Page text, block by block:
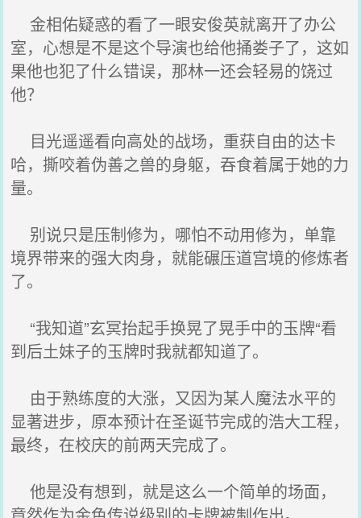
金相佑疑惑的看了一眼安俊英就离开了办公
室，心想是不是这个导演也给他捅娄子了，这如
果他也犯了什么错误，那林一还会轻易的饶过
他？
目光遥遥看向高处的战场，重获自由的达卡
哈，撕咬着伪善之兽的身躯，吞食着属于她的力
量。
别说只是压制修为，哪怕不动用修为，单靠
境界带来的强大肉身，就能碾压道宫境的修炼者
了。
“我知道”玄冥抬起手换晃了晃手中的玉牌“看
到后土妹子的玉牌时我就都知道了。
由于熟练度的大涨，又因为某人魔法水平的
显著进步，原本预计在圣诞节完成的浩大工程，
最终，在校庆的前两天完成了。
他是没有想到，就是这么一个简单的场面，